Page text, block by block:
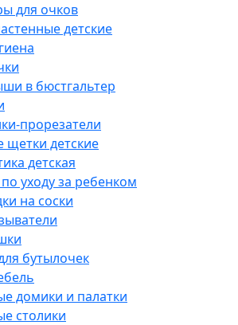
для очков
детские
в бюстгальтер
прорезатели
щетки детские
детская
уходу за ребенком
на соски
бутылочек
домики и палатки
столики